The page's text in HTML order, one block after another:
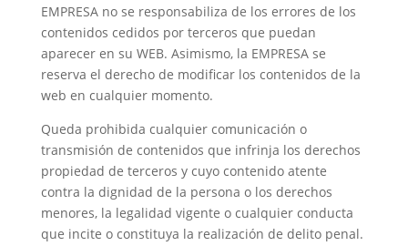
EMPRESA no se responsabiliza de los errores de los
contenidos cedidos por terceros que puedan
aparecer en su WEB. Asimismo, la EMPRESA se
reserva el derecho de modificar los contenidos de la
web en cualquier momento.
Queda prohibida cualquier comunicación o
transmisión de contenidos que infrinja los derechos
propiedad de terceros y cuyo contenido atente
contra la dignidad de la persona o los derechos
menores, la legalidad vigente o cualquier conducta
que incite o constituya la realización de delito penal.